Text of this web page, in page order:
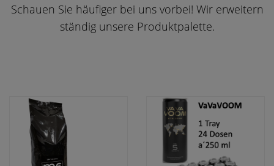
Schauen Sie häufiger bei uns vorbei! Wir erweitern
ständig unsere Produktpalette.